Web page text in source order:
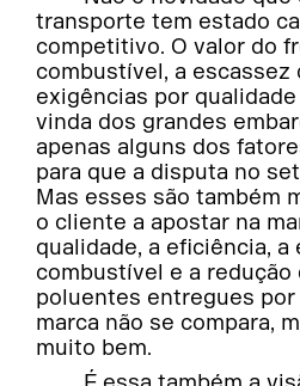
transporte tem estado
competitivo. O valor do
combustível, a escassez
exigências por
vinda dos grandes
apenas alguns dos
para que a disputa no
Mas esses são também
o cliente a apostar na
qualidade, a eficiência, a
combustível e a redução
poluentes entregues
marca não se compara,
muito bem.